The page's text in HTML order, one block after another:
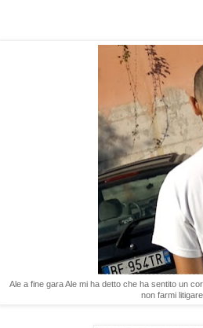
Ale a fine gara Ale mi ha detto che ha sentito un
non farmi